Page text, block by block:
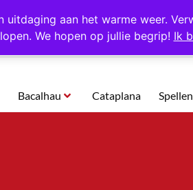
aan het warme weer.
We hopen op jullie begrip! Ik
producten op voorraad Gratis op te
Bacalhau Cataplana Spellen